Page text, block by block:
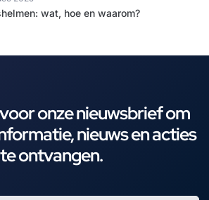
wat, hoe en waarom?
onze nieuwsbrief om
nieuws en acties
te ontvangen.